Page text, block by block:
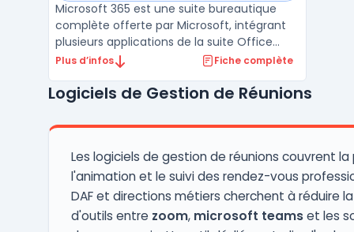
Microsoft 365 est une suite bureautique
complète offerte par Microsoft, intégrant
plusieurs applications de la suite Office
telles que Word, Excel, PowerPoint, et
favorisent la productivité des entreprises et
365 prop ...
Plus d’infos Fiche complète
Logiciels de Gestion de Réunions
Les logiciels de gestion de réunions couvrent
l'animation et le suivi des rendez-vous
DAF et directions métiers cherchent à réduire
d'outils entre zoom, microsoft teamset les